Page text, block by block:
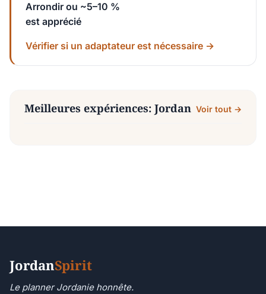
Arrondir ou ~5–10 %
est apprécié
Vérifier si un adaptateur est nécessaire →
Meilleures expériences: Jordan Voir tout →
JordanSpirit
Le planner Jordanie honnête.